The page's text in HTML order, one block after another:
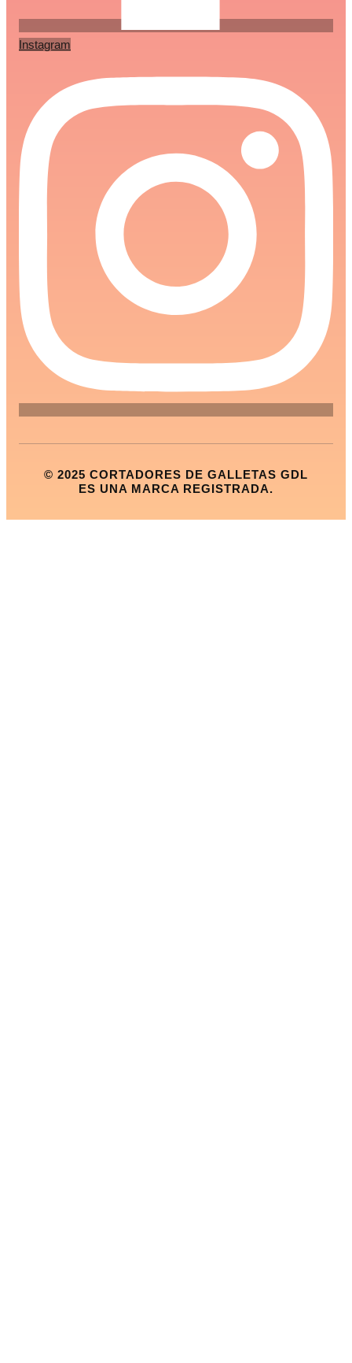
Instagram
© 2025 CORTADORES DE GALLETAS GDL
ES UNA MARCA REGISTRADA.